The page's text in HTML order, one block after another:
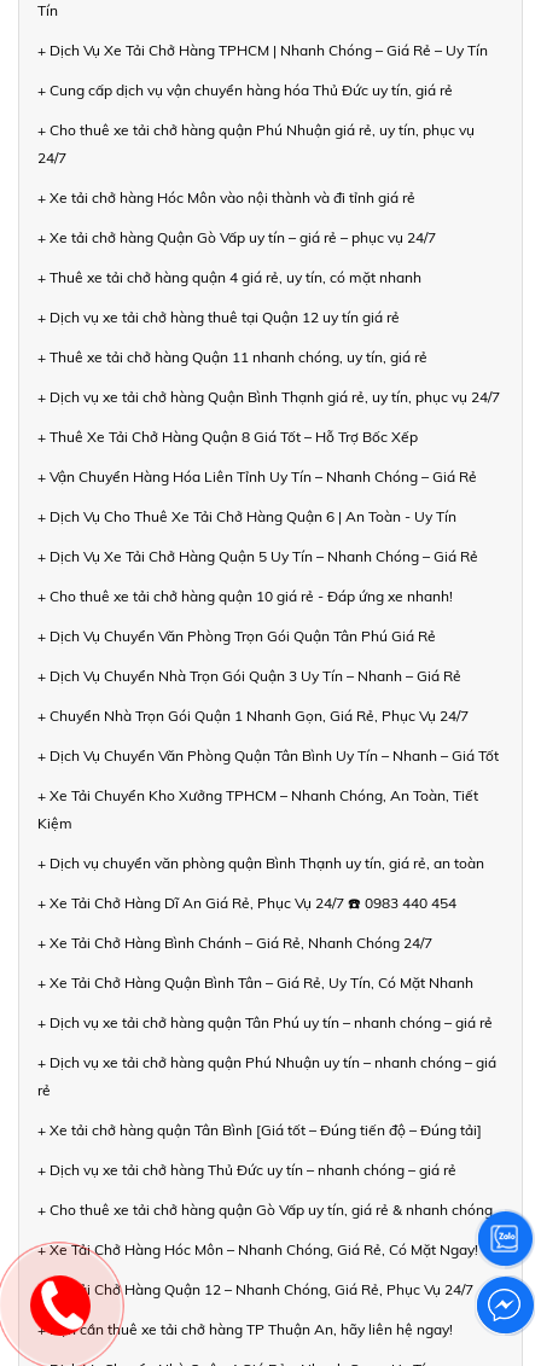
Tín
+ Dịch Vụ Xe Tải Chở Hàng TPHCM | Nhanh Chóng – Giá Rẻ – Uy Tín
+ Cung cấp dịch vụ vận chuyển hàng hóa Thủ Đức uy tín, giá rẻ
+ Cho thuê xe tải chở hàng quận Phú Nhuận giá rẻ, uy tín, phục vụ
24/7
+ Xe tải chở hàng Hóc Môn vào nội thành và đi tỉnh giá rẻ
+ Xe tải chở hàng Quận Gò Vấp uy tín – giá rẻ – phục vụ 24/7
+ Thuê xe tải chở hàng quận 4 giá rẻ, uy tín, có mặt nhanh
+ Dịch vụ xe tải chở hàng thuê tại Quận 12 uy tín giá rẻ
+ Thuê xe tải chở hàng Quận 11 nhanh chóng, uy tín, giá rẻ
+ Dịch vụ xe tải chở hàng Quận Bình Thạnh giá rẻ, uy tín, phục vụ 24/7
+ Thuê Xe Tải Chở Hàng Quận 8 Giá Tốt – Hỗ Trợ Bốc Xếp
+ Vận Chuyển Hàng Hóa Liên Tỉnh Uy Tín – Nhanh Chóng – Giá Rẻ
+ Dịch Vụ Cho Thuê Xe Tải Chở Hàng Quận 6 | An Toàn - Uy Tín
+ Dịch Vụ Xe Tải Chở Hàng Quận 5 Uy Tín – Nhanh Chóng – Giá Rẻ
+ Cho thuê xe tải chở hàng quận 10 giá rẻ - Đáp ứng xe nhanh!
+ Dịch Vụ Chuyển Văn Phòng Trọn Gói Quận Tân Phú Giá Rẻ
+ Dịch Vụ Chuyển Nhà Trọn Gói Quận 3 Uy Tín – Nhanh – Giá Rẻ
+ Chuyển Nhà Trọn Gói Quận 1 Nhanh Gọn, Giá Rẻ, Phục Vụ 24/7
+ Dịch Vụ Chuyển Văn Phòng Quận Tân Bình Uy Tín – Nhanh – Giá Tốt
+ Xe Tải Chuyển Kho Xưởng TPHCM – Nhanh Chóng, An Toàn, Tiết
Kiệm
+ Dịch vụ chuyển văn phòng quận Bình Thạnh uy tín, giá rẻ, an toàn
+ Xe Tải Chở Hàng Dĩ An Giá Rẻ, Phục Vụ 24/7 ☎️ 0983 440 454
+ Xe Tải Chở Hàng Bình Chánh – Giá Rẻ, Nhanh Chóng 24/7
+ Xe Tải Chở Hàng Quận Bình Tân – Giá Rẻ, Uy Tín, Có Mặt Nhanh
+ Dịch vụ xe tải chở hàng quận Tân Phú uy tín – nhanh chóng – giá rẻ
+ Dịch vụ xe tải chở hàng quận Phú Nhuận uy tín – nhanh chóng – giá
rẻ
+ Xe tải chở hàng quận Tân Bình [Giá tốt – Đúng tiến độ – Đúng tải]
+ Dịch vụ xe tải chở hàng Thủ Đức uy tín – nhanh chóng – giá rẻ
+ Cho thuê xe tải chở hàng quận Gò Vấp uy tín, giá rẻ & nhanh chóng
+ Xe Tải Chở Hàng Hóc Môn – Nhanh Chóng, Giá Rẻ, Có Mặt Ngay!
+ Xe Tải Chở Hàng Quận 12 – Nhanh Chóng, Giá Rẻ, Phục Vụ 24/7
+ Bạn cần thuê xe tải chở hàng TP Thuận An, hãy liên hệ ngay!